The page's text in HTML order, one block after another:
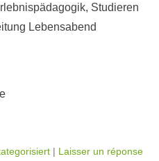
Studieren
Lebensabend
| Laisser un réponse